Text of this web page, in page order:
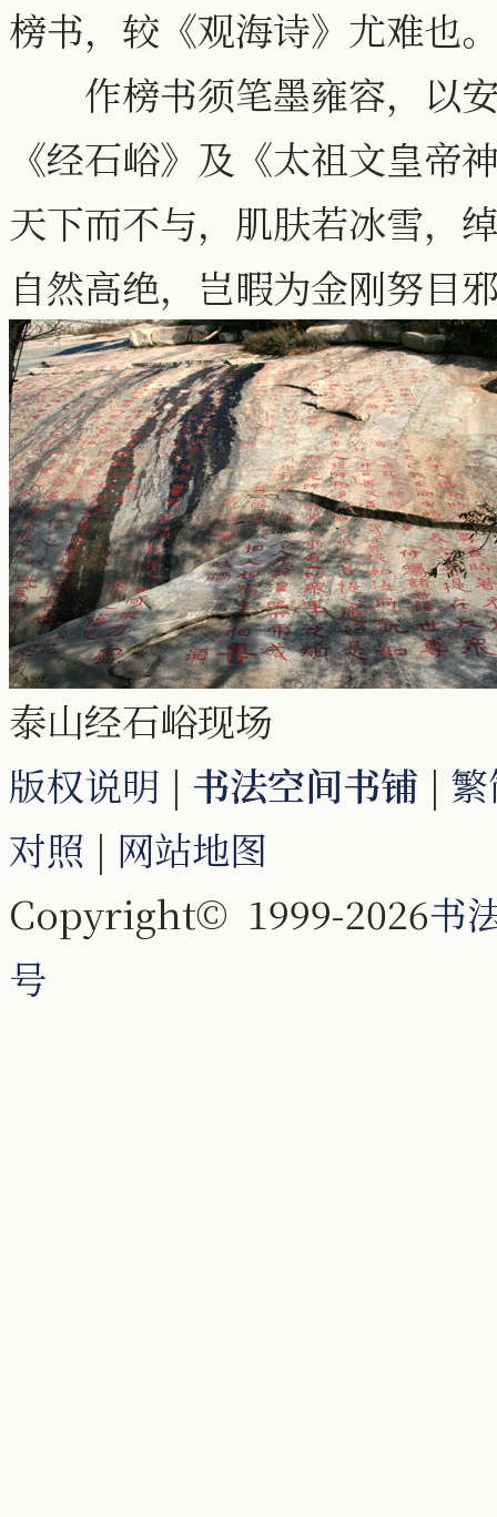
榜书，较《观海诗》尤难也
作榜书须笔墨雍容，以安
《经石峪》及《太祖文皇帝
天下而不与，肌肤若冰雪，
自然高绝，岂暇为金刚努目
泰山经石峪现场
版权说明 | 书法空间书铺 |
对照 | 网站地图
Copyright© 1999-2026书
号